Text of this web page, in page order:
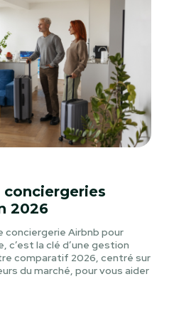
conciergeries
2026
conciergerie Airbnb pour
c’est la clé d’une gestion
comparatif 2026, centré sur
du marché, pour vous aider